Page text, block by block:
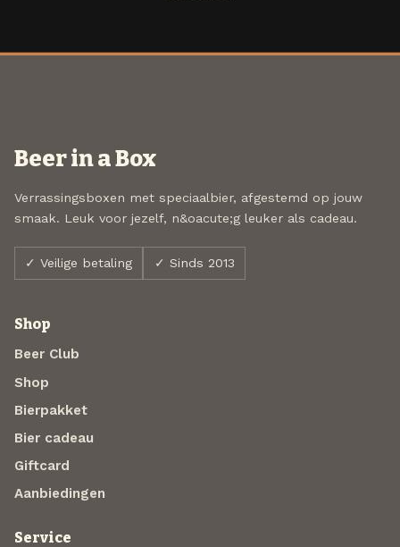
Beer in a Box
Verrassingsboxen met speciaalbier, afgestemd op jouw
smaak. Leuk voor jezelf, n&oacute;g leuker als cadeau.
✓ Veilige betaling ✓ Sinds 2013
Shop
Beer Club
Shop
Bierpakket
Bier cadeau
Giftcard
Aanbiedingen
Service